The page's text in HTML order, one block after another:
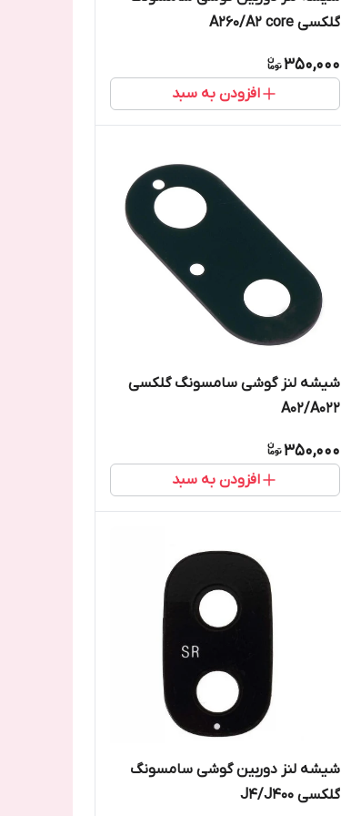
گلکسی A260/A2 core
350,000
افزودن به سبد
شیشه لنز گوشی سامسونگ گلکسی
A02/A022
350,000
افزودن به سبد
شیشه لنز دوربین گوشی سامسونگ
گلکسی J4/J400